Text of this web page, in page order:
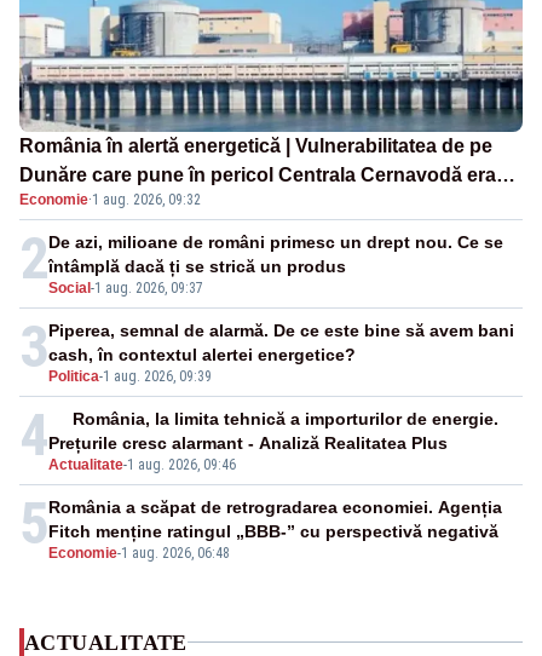
România în alertă energetică | Vulnerabilitatea de pe
Dunăre care pune în pericol Centrala Cernavodă era
cunoscută de pe vremea lui Ceaușescu
Economie·1 aug. 2026, 09:32
2Social-1 aug. 2026, 09:37
De azi, milioane de români primesc un drept nou. Ce se
întâmplă dacă ți se strică un produs
3Politica-1 aug. 2026, 09:39
Piperea, semnal de alarmă. De ce este bine să avem bani
cash, în contextul alertei energetice?
4Actualitate-1 aug. 2026, 09:46
România, la limita tehnică a importurilor de energie.
Prețurile cresc alarmant - Analiză Realitatea Plus
5Economie-1 aug. 2026, 06:48
România a scăpat de retrogradarea economiei. Agenția
Fitch menține ratingul „BBB-” cu perspectivă negativă
ACTUALITATE